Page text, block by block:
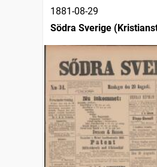
1881-08-29
Södra Sverige